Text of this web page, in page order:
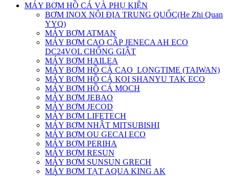
MÁY BƠM HỒ CÁ VÀ PHỤ KIỆN
BƠM INOX NỘI ĐỊA TRUNG QUỐC(He Zhi Quan
YYQ)
MÁY BƠM ATMAN
MÁY BƠM CAO CẤP JENECA AH ECO
DC24VOL CHỐNG GIẬT
MÁY BƠM HAILEA
MÁY BƠM HỒ CÁ CAO_LONGTIME (TAIWAN)
MÁY BƠM HỒ CÁ KOI SHANYU TAK ECO
MÁY BƠM HỒ CÁ MOCH
MÁY BƠM JEBAO
MÁY BƠM JECOD
MÁY BƠM LIFETECH
MÁY BƠM NHẬT MITSUBISHI
MÁY BƠM OU GECAI ECO
MÁY BƠM PERIHA
MÁY BƠM RESUN
MÁY BƠM SUNSUN GRECH
MÁY BƠM TẠT AQUA KING AK